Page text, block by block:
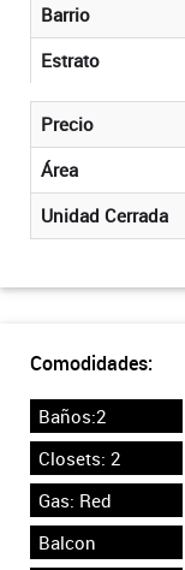
Barrio
Estrato
Precio
Área
Unidad Cerrada
Comodidades:
Baños:2
Closets: 2
Gas: Red
Balcon